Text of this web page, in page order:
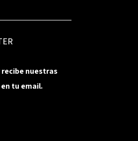
recibe nuestras
tu email.